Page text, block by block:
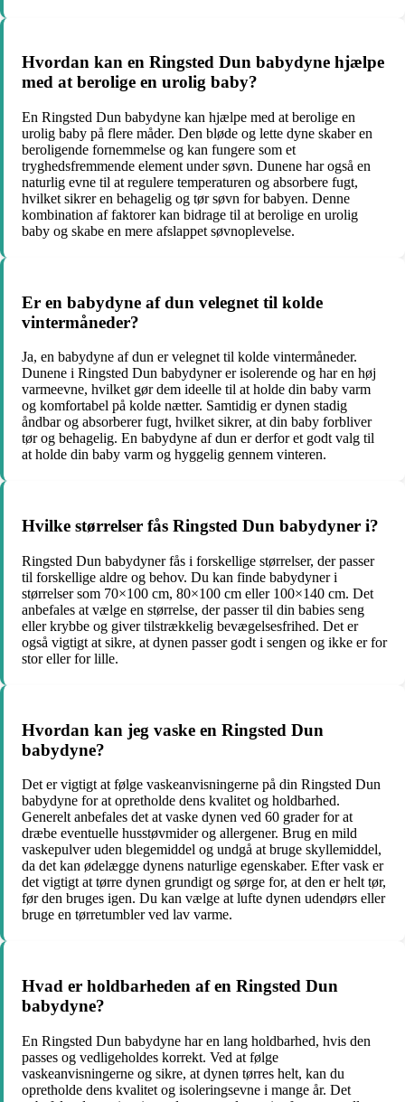
Hvordan kan en Ringsted Dun babydyne hjælpe
med at berolige en urolig baby?
En Ringsted Dun babydyne kan hjælpe med at berolige en
urolig baby på flere måder. Den bløde og lette dyne skaber en
beroligende fornemmelse og kan fungere som et
tryghedsfremmende element under søvn. Dunene har også en
naturlig evne til at regulere temperaturen og absorbere fugt,
hvilket sikrer en behagelig og tør søvn for babyen. Denne
kombination af faktorer kan bidrage til at berolige en urolig
baby og skabe en mere afslappet søvnoplevelse.
Er en babydyne af dun velegnet til kolde
vintermåneder?
Ja, en babydyne af dun er velegnet til kolde vintermåneder.
Dunene i Ringsted Dun babydyner er isolerende og har en høj
varmeevne, hvilket gør dem ideelle til at holde din baby varm
og komfortabel på kolde nætter. Samtidig er dynen stadig
åndbar og absorberer fugt, hvilket sikrer, at din baby forbliver
tør og behagelig. En babydyne af dun er derfor et godt valg til
at holde din baby varm og hyggelig gennem vinteren.
Hvilke størrelser fås Ringsted Dun babydyner i?
Ringsted Dun babydyner fås i forskellige størrelser, der passer
til forskellige aldre og behov. Du kan finde babydyner i
størrelser som 70×100 cm, 80×100 cm eller 100×140 cm. Det
anbefales at vælge en størrelse, der passer til din babies seng
eller krybbe og giver tilstrækkelig bevægelsesfrihed. Det er
også vigtigt at sikre, at dynen passer godt i sengen og ikke er for
stor eller for lille.
Hvordan kan jeg vaske en Ringsted Dun
babydyne?
Det er vigtigt at følge vaskeanvisningerne på din Ringsted Dun
babydyne for at opretholde dens kvalitet og holdbarhed.
Generelt anbefales det at vaske dynen ved 60 grader for at
dræbe eventuelle husstøvmider og allergener. Brug en mild
vaskepulver uden blegemiddel og undgå at bruge skyllemiddel,
da det kan ødelægge dynens naturlige egenskaber. Efter vask er
det vigtigt at tørre dynen grundigt og sørge for, at den er helt tør,
før den bruges igen. Du kan vælge at lufte dynen udendørs eller
bruge en tørretumbler ved lav varme.
Hvad er holdbarheden af en Ringsted Dun
babydyne?
En Ringsted Dun babydyne har en lang holdbarhed, hvis den
passes og vedligeholdes korrekt. Ved at følge
vaskeanvisningerne og sikre, at dynen tørres helt, kan du
opretholde dens kvalitet og isoleringsevne i mange år. Det